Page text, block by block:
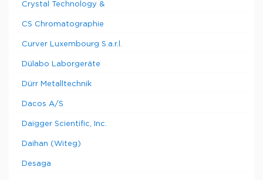
Crystal Technology &
CS Chromatographie
Curver Luxembourg S.a.r.l.
Dülabo Laborgeräte
Dürr Metalltechnik
Dacos A/S
Daigger Scientific, Inc.
Daihan (Witeg)
Desaga